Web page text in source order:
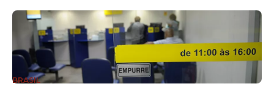
BRASIL